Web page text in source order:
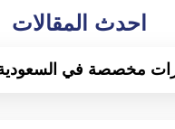
احدث المقالات
مخصصة في